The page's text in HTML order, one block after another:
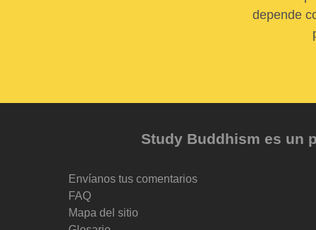
depende
Study Buddhism es un
Envíanos tus comentarios
FAQ
Mapa del sitio